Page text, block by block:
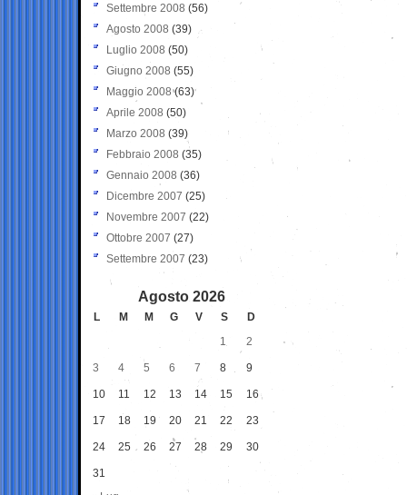
Settembre 2008 (56)
Agosto 2008 (39)
Luglio 2008 (50)
Giugno 2008 (55)
Maggio 2008(63)
Aprile 2008 (50)
Marzo 2008 (39)
Febbraio 2008 (35)
Gennaio 2008 (36)
Dicembre 2007 (25)
Novembre 2007 (22)
Ottobre 2007 (27)
Settembre 2007 (23)
Agosto 2026
L M M G V S
D
1
2
3 4 5 6 7 8 9
10 11 12 13 14 15 16
17 18 19 20 21 22 23
24 25 26 27 28 29 30
31